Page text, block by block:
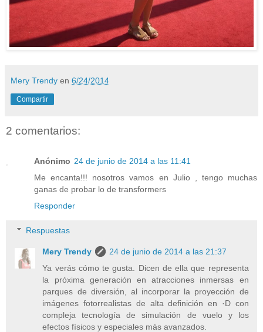
Mery Trendy en 6/24/2014
Compartir
2 comentarios:
Anónimo 24 de junio de 2014 a las 11:41
Me encanta!!! nosotros vamos en Julio , tengo muchas
ganas de probar lo de transformers
Responder
Respuestas
Mery Trendy
24 de junio de 2014 a las 21:37
Ya verás cómo te gusta. Dicen de ella que representa
la próxima generación en atracciones inmersas en
parques de diversión, al incorporar la proyección de
imágenes fotorrealistas de alta definición en ·D con
compleja tecnología de simulación de vuelo y los
efectos físicos y especiales más avanzados.